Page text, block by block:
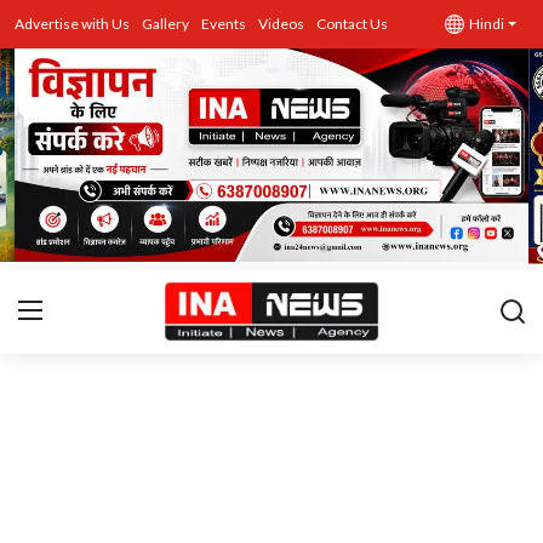
Advertise with Us Gallery Events Videos Contact Us Hindi
उत्तर प्रदेश
Advertise with Us
Events
राज्य